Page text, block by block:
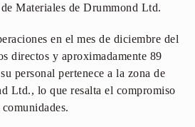
Materiales de Drummond Ltd.
en el mes de diciembre del
directos y aproximadamente 89
personal pertenece a la zona de
Ltd., lo que resalta el compromiso